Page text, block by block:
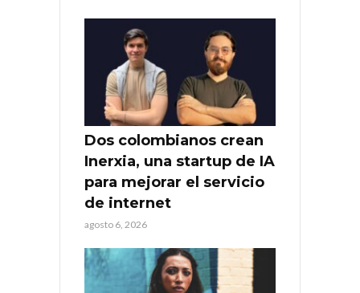
Dos colombianos crean
Inerxia, una startup de IA
para mejorar el servicio
de internet
agosto 6, 2026